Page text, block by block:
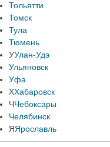
Тольятти
Томск
Тула
Тюмень
УУлан-Удэ
Ульяновск
Уфа
ХХабаровск
ЧЧебоксары
Челябинск
ЯЯрославль